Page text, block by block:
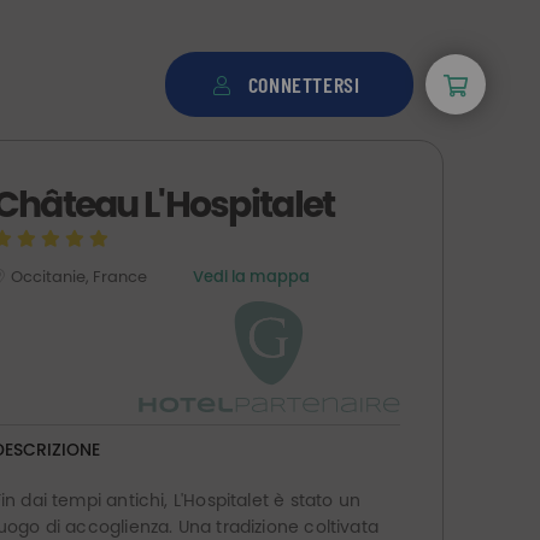
CONNETTERSI
L'Hospitalet
Occitanie, France Vedi la mappa
dai tempi antichi, L'Hospitalet è stato un
di accoglienza. Una tradizione coltivata